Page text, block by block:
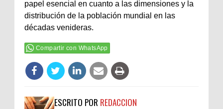
papel esencial en cuanto a las dimensiones y la
distribución de la población mundial en las
décadas venideras.
Compartir con WhatsApp
ESCRITO POR REDACCION